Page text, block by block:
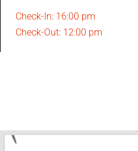
Check-In: 16:00 pm
Check-Out: 12:00 pm